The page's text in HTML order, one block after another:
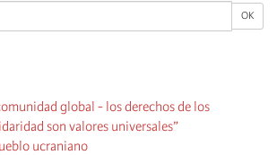
OK
global - los derechos de los
son valores universales”
ucraniano